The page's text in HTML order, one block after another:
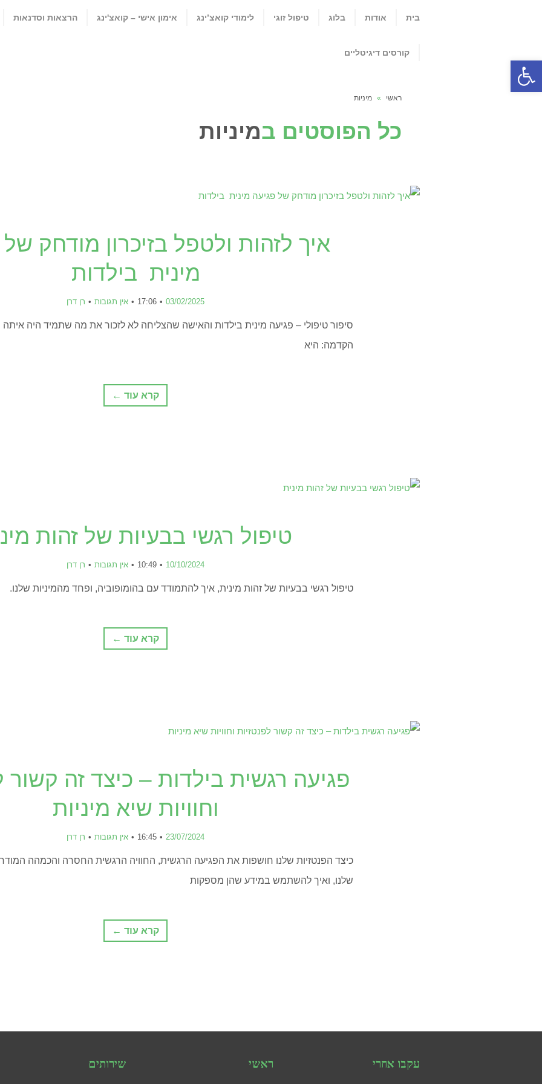
פתח סרגל נגישות
בית אודות בלוג טיפול זוגי לימודי קואצ’ינג אימון אישי – קואצ'ינג הרצאות וסדנאות
קורסים דיגיטליים
ראשי » מיניות
כל הפוסטים במיניות
איך לזהות ולטפל בזיכרון מודחק
מינית בילדות
03/02/2025
17:06 אין תגובות רן דרן
סיפור טיפולי – פגיעה מינית בילדות והאישה שהצליחה לא לזכור את מה שתמיד היה איתה
הקדמה: היא
קרא עוד ←
טיפול רגשי בבעיות של זהות
10/10/2024
10:49 אין תגובות רן דרן
טיפול רגשי בבעיות של זהות מינית, איך להתמודד עם בהומופוביה, ופחד מהמיניות שלנו.
קרא עוד ←
פגיעה רגשית בילדות – כיצד זה קשור
וחוויות שיא מיניות
23/07/2024
16:45 אין תגובות רן דרן
כיצד הפנטזיות שלנו חושפות את הפגיעה הרגשית, החוויה הרגשית החסרה והכמהה
שלנו, ואיך להשתמש במידע שהן מספקות
קרא עוד ←
עקבו אחרי ראשי שירותים